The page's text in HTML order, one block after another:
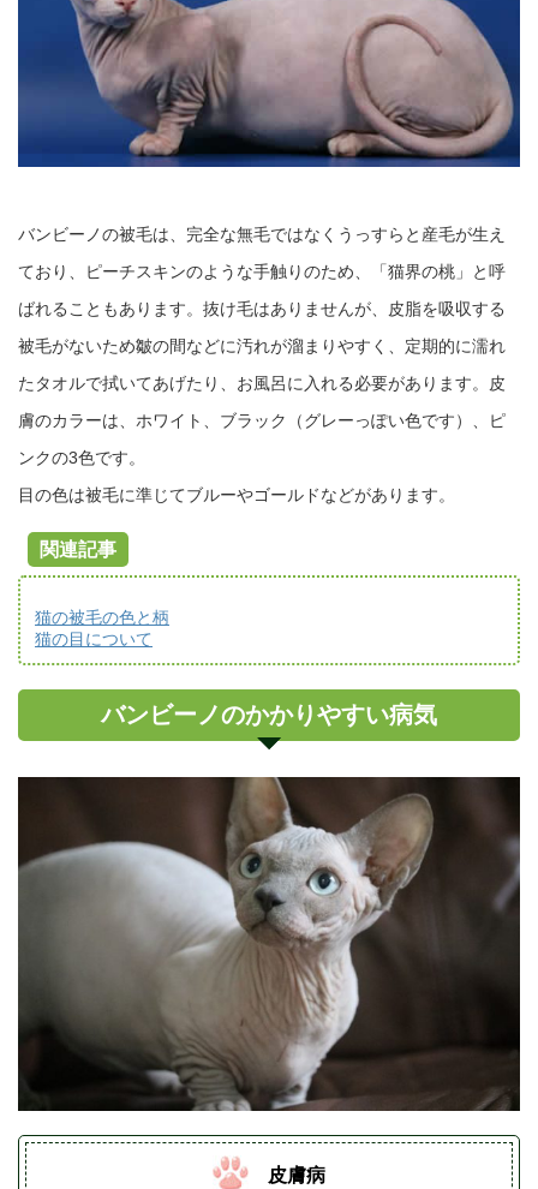
バンビーノの被毛は、完全な無毛ではなくうっすらと産毛が生え
ており、ピーチスキンのような手触りのため、「猫界の桃」と呼
ばれることもあります。抜け毛はありませんが、皮脂を吸収する
被毛がないため皺の間などに汚れが溜まりやすく、定期的に濡れ
たタオルで拭いてあげたり、お風呂に入れる必要があります。皮
膚のカラーは、ホワイト、ブラック（グレーっぽい色です）、ピ
ンクの3色です。
目の色は被毛に準じてブルーやゴールドなどがあります。
関連記事
猫の被毛の色と柄
猫の目について
バンビーノのかかりやすい病気
皮膚病